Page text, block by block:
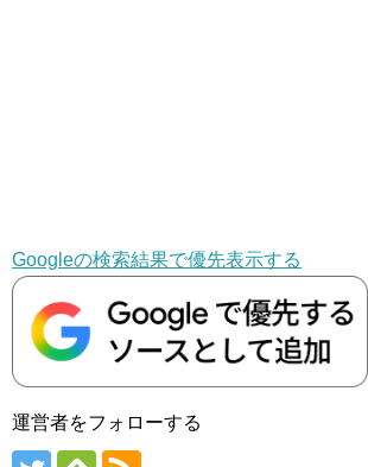
Googleの検索結果で優先表示する
運営者をフォローする